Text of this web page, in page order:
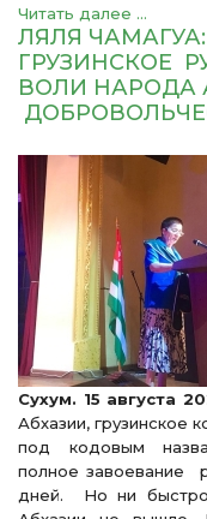
Читать далее ...
ЛЯЛЯ
ГРУЗИНСКОЕ
ВОЛИ НАРОДА
Сухум. 15 августа
Абхазии, грузинское
под кодовым
полное завоевание
дней. Но ни